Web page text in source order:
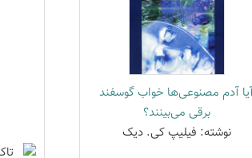
آدم مصنوعی‌ها خواب گوسفند
برقی می‌بینند؟
نوشته: فیلیپ کی. دیک